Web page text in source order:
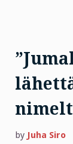
by Juha Siro